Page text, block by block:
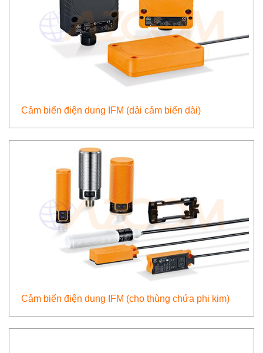
Cảm biến điện dung IFM (dải cảm biến dài)
Cảm biến điện dung IFM (cho thùng chứa phi kim)